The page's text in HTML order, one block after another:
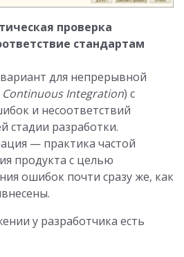
проверка
стандартам
для непрерывной
Continuous Integration) с
и несоответствий
стадии разработки.
— практика частой
продукта с целью
ошибок почти сразу же, как
у разработчика есть